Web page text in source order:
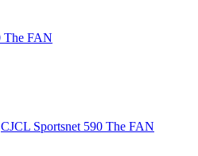
The FAN
CJCL Sportsnet 590 The FAN